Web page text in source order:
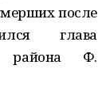
после
глава
района Ф.